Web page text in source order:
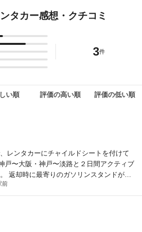
タカー感想・クチコミ
3件
い順 評価の高い順 評価の低い順
レンタカーにチャイルドシートを付けて
戸〜大阪・神戸〜淡路と２日間アクティブ
返却時に最寄りのガソリンスタンドが閉
デントがありましたが、時間ギリギリの
対応していただき、楽しく旅を終えるこ
前